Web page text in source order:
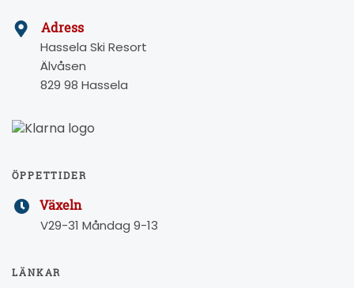
Adress
Hassela Ski Resort
Älvåsen
829 98 Hassela
ÖPPETTIDER
Växeln
V29-31 Måndag 9-13
LÄNKAR